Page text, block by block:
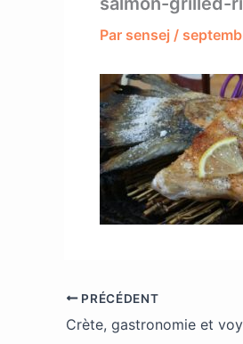
Par sensej /
PRÉCÉDENT
Crète, gastronomie et